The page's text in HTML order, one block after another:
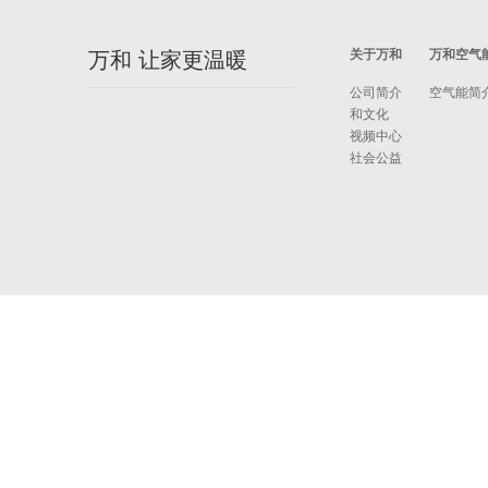
万和 让家更温暖 关于万和
公司简介
和文化
视频中心
社会公益
万和空气
空气能简